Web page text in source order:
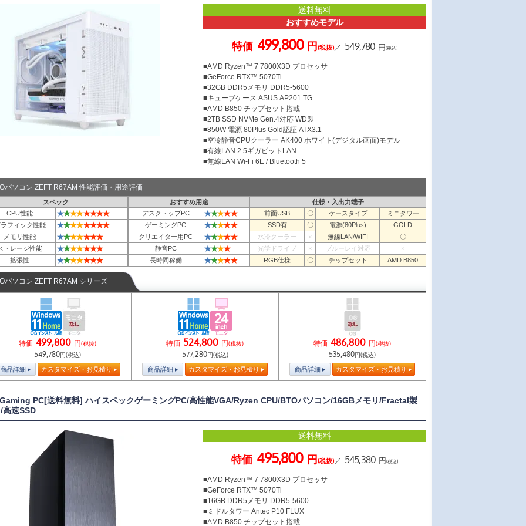
送料無料
おすすめモデル
特価 499,800 円(税抜)／ 549,780 円(税込)
■AMD Ryzen™ 7 7800X3D プロセッサ
■GeForce RTX™ 5070Ti
■32GB DDR5メモリ DDR5-5600
■キューブケース ASUS AP201 TG
■AMD B850 チップセット搭載
■2TB SSD NVMe Gen.4対応 WD製
■850W 電源 80Plus Gold認証 ATX3.1
■空冷静音CPUクーラー AK400 ホワイト(デジタル画面)モデル
■有線LAN 2.5ギガビットLAN
■無線LAN Wi-Fi 6E / Bluetooth 5
パソコン ZEFT R67AM 性能評価・用途評価
スペック おすすめ用途
仕様・入出力端子
CPU性能
★★★★★★★★ デスクトップPC ★★★★★ 前面USB 〇 ケースタイプ
ミニタワー
フィック性能
★★★★★★★★ ゲーミングPC ★★★★★ SSD有 〇 電源(80Plus)
GOLD
メモリ性能
★★★★★★★ クリエイター用PC ★★★★★ 水冷クーラー × 無線LAN/WIFI
〇
トレージ性能
★★★★★★★ 静音PC ★★★★ 光学ドライブ × ブルーレイ対応
×
拡張性
★★★★★★★ 長時間稼働 ★★★★★ RGB仕様 〇 チップセット AMD B850
パソコン ZEFT R67AM シリーズ
特価 499,800 円(税抜)
549,780円(税込)
商品詳細 カスタマイズ・お見積り
特価 524,800 円(税抜)
577,280円(税込)
商品詳細 カスタマイズ・お見積り
特価 486,800 円(税抜)
535,480円(税込)
商品詳細 カスタマイズ・お見積り
PC[送料無料] ハイスペックゲーミングPC/高性能VGA/Ryzen CPU/BTOパソコン/16GBメモリ/Fractal製
高速SSD
送料無料
特価 495,800 円(税抜)／ 545,380 円(税込)
■AMD Ryzen™ 7 7800X3D プロセッサ
■GeForce RTX™ 5070Ti
■16GB DDR5メモリ DDR5-5600
■ミドルタワー Antec P10 FLUX
■AMD B850 チップセット搭載